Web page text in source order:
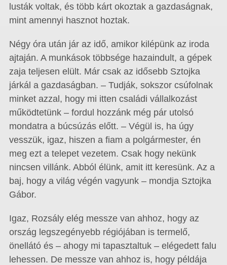
lusták voltak, és több kárt okoztak a gazdaságnak,
mint amennyi hasznot hoztak.
Négy óra után jár az idő, amikor kilépünk az iroda
ajtaján. A munkások többsége hazaindult, a gépek
zaja teljesen elült. Már csak az idősebb Sztojka
járkál a gazdaságban. – Tudják, sokszor csúfolnak
minket azzal, hogy mi itten családi vállalkozást
működtetünk – fordul hozzánk még pár utolsó
mondatra a búcsúzás előtt. – Végül is, ha úgy
vesszük, igaz, hiszen a fiam a polgármester, én
meg ezt a telepet vezetem. Csak hogy nekünk
nincsen villánk. Abból élünk, amit itt keresünk. Az a
baj, hogy a világ végén vagyunk – mondja Sztojka
Gábor.
Igaz, Rozsály elég messze van ahhoz, hogy az
ország legszegényebb régiójában is termelő,
önellátó és – ahogy mi tapasztaltuk – elégedett falu
lehessen. De messze van ahhoz is, hogy példája